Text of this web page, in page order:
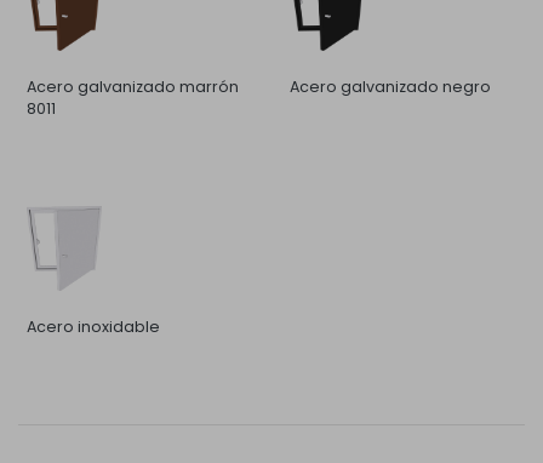
Acero galvanizado marrón
8011
Acero galvanizado negro
Acero inoxidable